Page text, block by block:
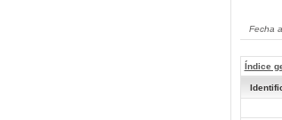
Fecha
Índice